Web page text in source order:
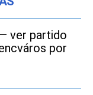
ver partido
por